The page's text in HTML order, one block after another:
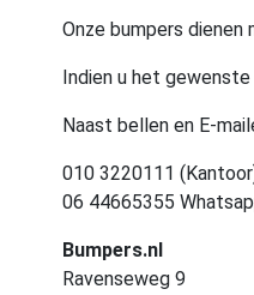
Onze bumpers
Indien u het
Naast bellen en E-
010 3220111
06 44665355
Bumpers.nl
Ravenseweg 9